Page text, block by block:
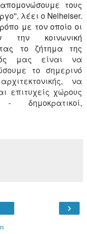
τους
λέει ο Neiheiser.
με τον οποίο οι
την κοινωνική
το ζήτημα της
μας είναι να
το σημερινό
να
επιτυχείς χώρους
›